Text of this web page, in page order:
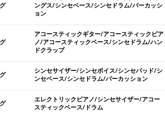
ングス/シンセベース/シンセドラム/パーカッシ
ョン
アコースティックギター/アコースティックピア
ノ/アコースティックベース/シンセドラム/ハン
ドクラップ
シンセサイザー/シンセボイス/シンセパッド/シ
ンセベース/シンセドラム/パーカッション
エレクトリックピアノ/シンセサイザー/アコー
スティックベース/ドラム